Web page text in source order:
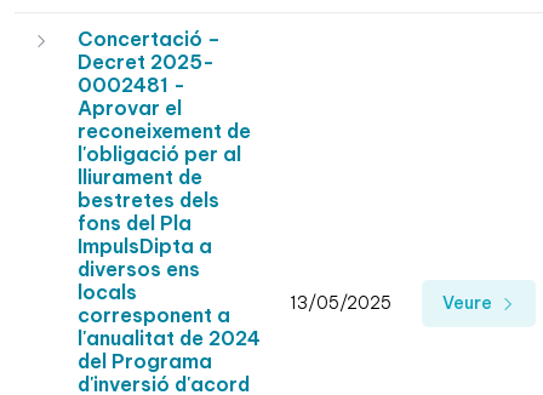
Concertació –
Decret 2025-
0002481 -
Aprovar el
reconeixement de
l'obligació per al
lliurament de
bestretes dels
fons del Pla
ImpulsDipta a
diversos ens
locals
corresponent a
l'anualitat de 2024
del Programa
d'inversió d'acord
13/05/2025 Veure